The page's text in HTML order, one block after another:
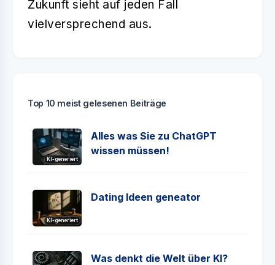
Zukunft sieht auf jeden Fall
vielversprechend aus.
Top 10 meist gelesenen Beiträge
KI-generiert
Alles was Sie zu ChatGPT
wissen müssen!
KI-generiert
Dating Ideen geneator
Was denkt die Welt über KI?